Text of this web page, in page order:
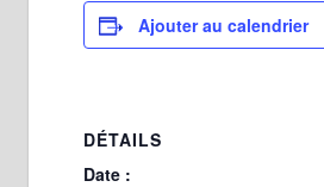
Ajouter au calendrier
DÉTAILS
Date :